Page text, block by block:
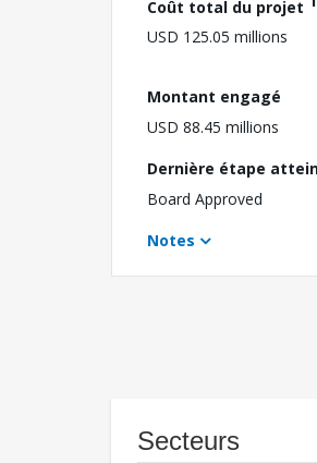
Coût total du projet
USD 125.05 millions
Montant engagé
USD 88.45 millions
Dernière étape
Board Approved
Notes
Secteurs